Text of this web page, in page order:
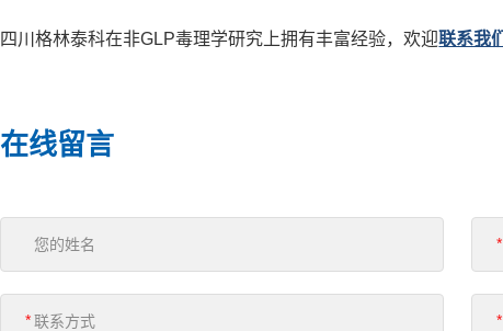
四川格林泰科在非GLP毒理学研究上拥有丰富经验，欢迎联系我们
在线留言
*
* *